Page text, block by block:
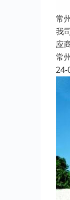
常
我
应
常
24-